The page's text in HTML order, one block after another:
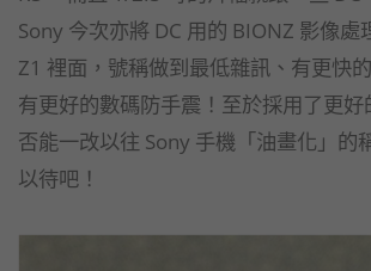
Sony 今次亦將 DC 用的 BIONZ 影像處
Z1 裡面，號稱做到最低雜訊、有更快
有更好的數碼防手震！至於採用了更
否能一改以往 Sony 手機「油畫化」的
以待吧！